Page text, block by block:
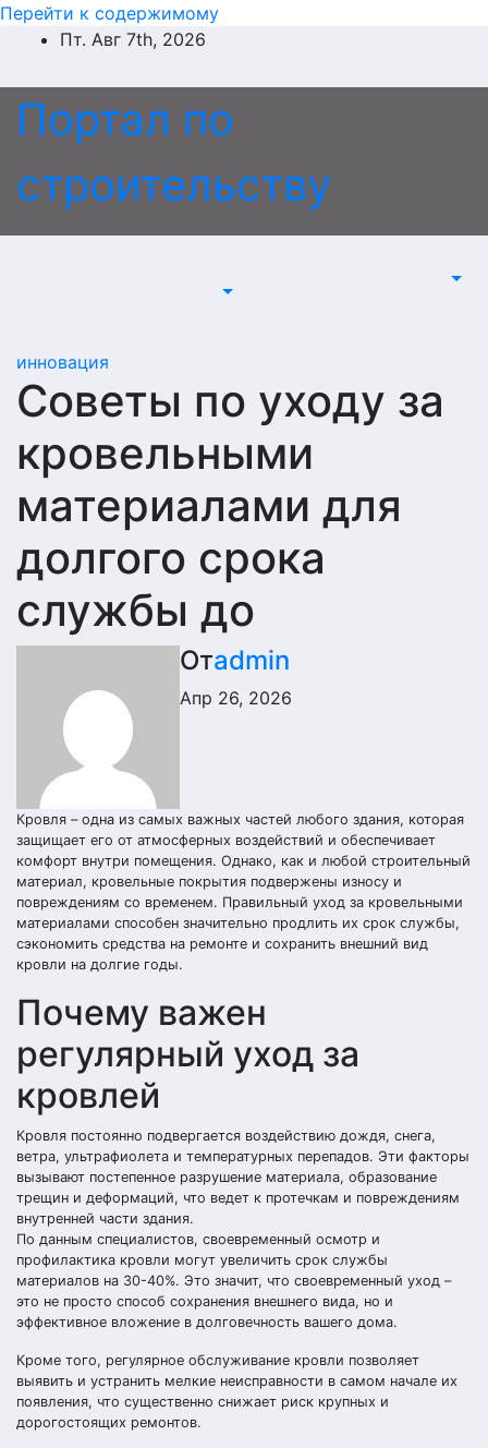
Перейти к содержимому
Пт. Авг 7th, 2026
Портал по
строительству
инновация
Советы по уходу за
кровельными
материалами для
долгого срока
службы до
Отadmin
Апр 26, 2026
Кровля – одна из самых важных частей любого здания, которая
защищает его от атмосферных воздействий и обеспечивает
комфорт внутри помещения. Однако, как и любой строительный
материал, кровельные покрытия подвержены износу и
повреждениям со временем. Правильный уход за кровельными
материалами способен значительно продлить их срок службы,
сэкономить средства на ремонте и сохранить внешний вид
кровли на долгие годы.
Почему важен
регулярный уход за
кровлей
Кровля постоянно подвергается воздействию дождя, снега,
ветра, ультрафиолета и температурных перепадов. Эти факторы
вызывают постепенное разрушение материала, образование
трещин и деформаций, что ведет к протечкам и повреждениям
внутренней части здания.
По данным специалистов, своевременный осмотр и
профилактика кровли могут увеличить срок службы
материалов на 30-40%. Это значит, что своевременный уход –
это не просто способ сохранения внешнего вида, но и
эффективное вложение в долговечность вашего дома.
Кроме того, регулярное обслуживание кровли позволяет
выявить и устранить мелкие неисправности в самом начале их
появления, что существенно снижает риск крупных и
дорогостоящих ремонтов.